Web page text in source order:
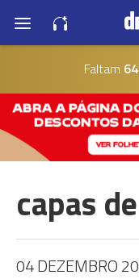
Faltam
capas
04 DEZEMBRO